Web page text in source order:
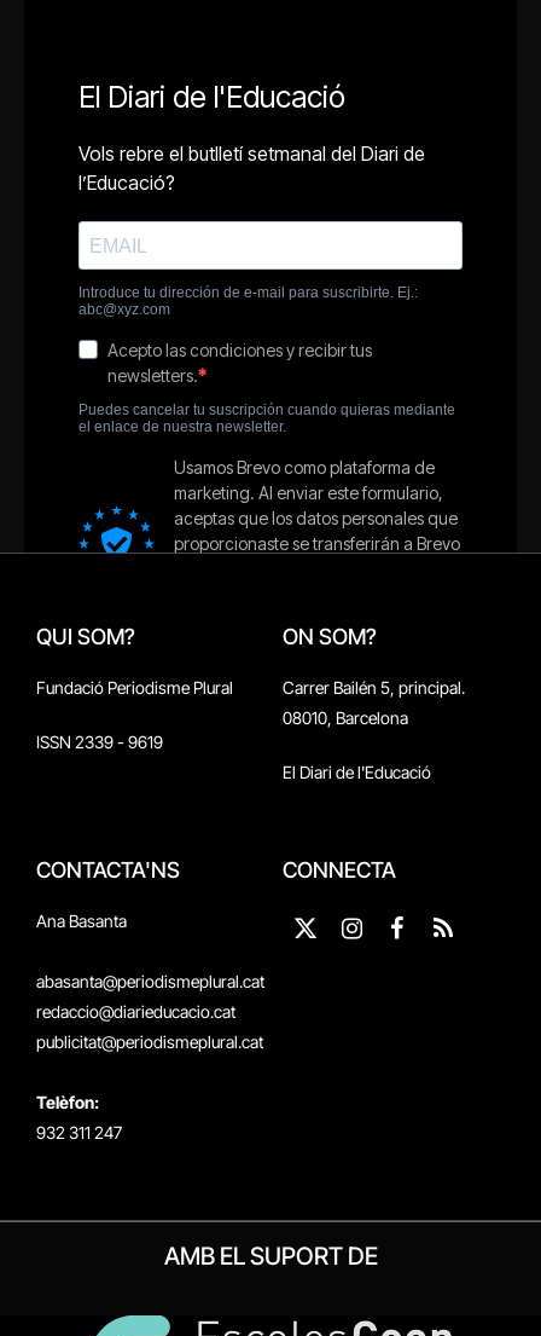
QUI SOM?
Fundació Periodisme Plural
ISSN 2339 - 9619
ON SOM?
Carrer Bailén 5, principal.
08010, Barcelona
El Diari de l'Educació
CONTACTA'NS
Ana Basanta
abasanta@periodismeplural.cat
redaccio@diarieducacio.cat
publicitat@periodismeplural.cat
Telèfon:
932 311 247
CONNECTA
X
Instagram
Facebook
RSS
AMB EL SUPORT DE